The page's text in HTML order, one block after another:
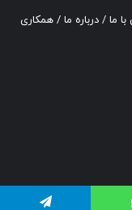
ما / درباره ما / همکاری